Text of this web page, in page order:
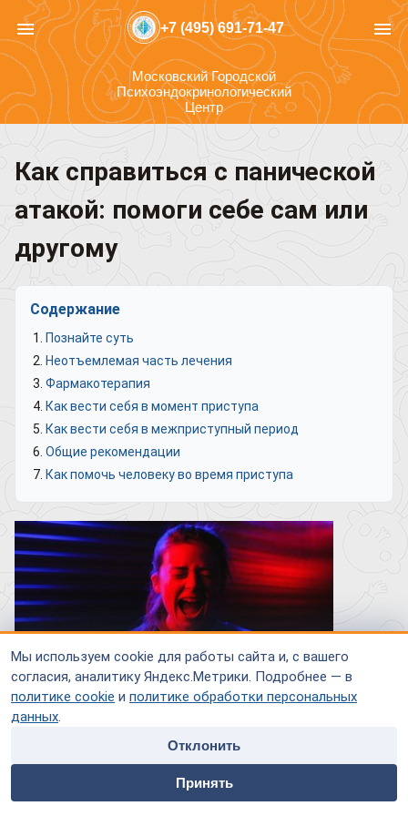
Мы используем cookie для работы сайта и, с вашего
согласия, аналитику Яндекс.Метрики. Подробнее — в
политике cookie и политике обработки персональных
данных.
Отклонить
Принять
home people
Специалисты
payment contacts
menu +7 (495) 691-71-47 menu
Московский Городской
Психоэндокринологический
Центр
Как справиться с панической
атакой: помоги себе сам или
другому
Содержание
Познайте суть
Неотъемлемая часть лечения
Фармакотерапия
Как вести себя в момент приступа
Как вести себя в межприступный период
Общие рекомендации
Как помочь человеку во время приступа
Паническая атака – физиологически безопасное, но
психологически – удручающее состояние. Чем чаще и
продолжительнее они становятся, тем больший негативный
отпечаток оставляют на психоэмоциональном фоне